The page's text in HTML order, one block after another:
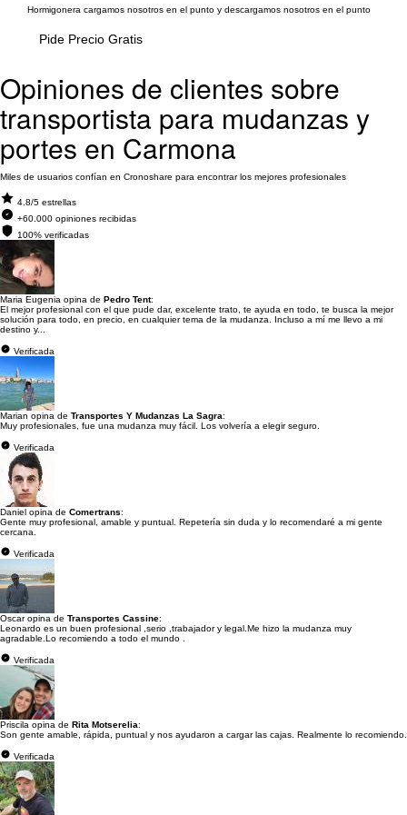
Hormigonera cargamos nosotros en el punto y descargamos nosotros en el punto
Pide Precio Gratis
Opiniones de clientes sobre
transportista para mudanzas y
portes en Carmona
Miles de usuarios confían en Cronoshare para encontrar los mejores profesionales
4.8/5 estrellas
+60.000 opiniones recibidas
100% verificadas
Maria Eugenia opina de Pedro Tent:
El mejor profesional con el que pude dar, excelente trato, te ayuda en todo, te busca la mejor
solución para todo, en precio, en cualquier tema de la mudanza. Incluso a mí me llevo a mi
destino y...
Verificada
Marian opina de Transportes Y Mudanzas La Sagra:
Muy profesionales, fue una mudanza muy fácil. Los volvería a elegir seguro.
Verificada
Daniel opina de Comertrans:
Gente muy profesional, amable y puntual. Repetería sin duda y lo recomendaré a mi gente
cercana.
Verificada
Oscar opina de Transportes Cassine:
Leonardo es un buen profesional ,serio ,trabajador y legal.Me hizo la mudanza muy
agradable.Lo recomiendo a todo el mundo .
Verificada
Priscila opina de Rita Motserelia:
Son gente amable, rápida, puntual y nos ayudaron a cargar las cajas. Realmente lo recomiendo.
Verificada